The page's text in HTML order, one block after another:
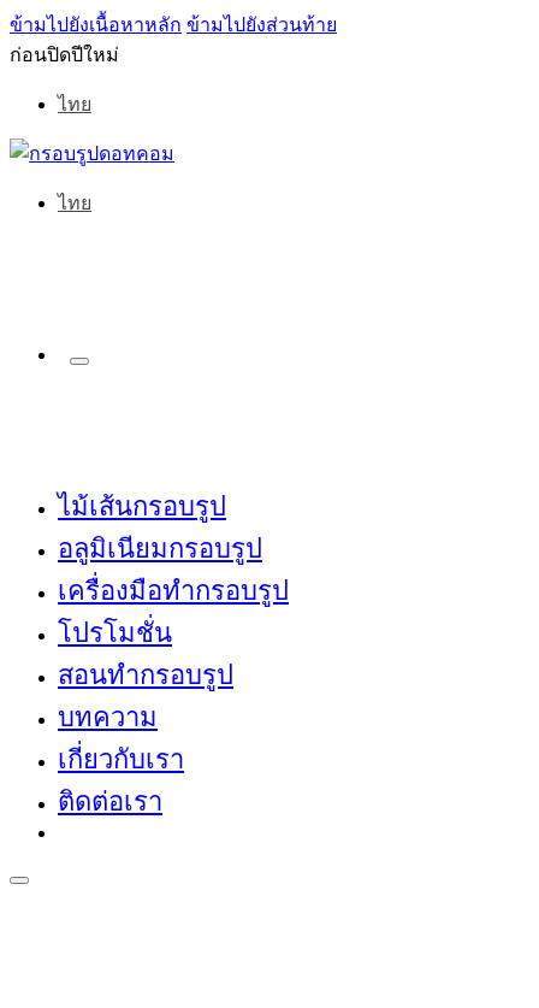
ข้ามไปยังเนื้อหาหลัก ข้ามไปยังส่วนท้าย
ก่อนปิดปีใหม่
ไทย
ไทย
ไม้เส้นกรอบรูป
อลูมิเนียมกรอบรูป
เครื่องมือทำกรอบรูป
โปรโมชั่น
สอนทำกรอบรูป
บทความ
เกี่ยวกับเรา
ติดต่อเรา